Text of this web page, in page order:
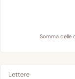
Somma delle
Lettere